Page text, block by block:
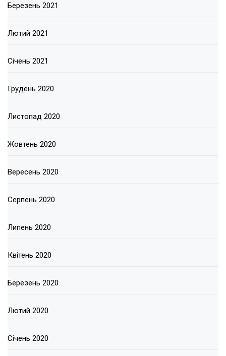
Березень 2021
Лютий 2021
Січень 2021
Грудень 2020
Листопад 2020
Жовтень 2020
Вересень 2020
Серпень 2020
Липень 2020
Квітень 2020
Березень 2020
Лютий 2020
Січень 2020